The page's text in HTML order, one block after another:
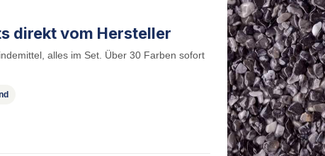
direkt vom Hersteller
alles im Set. Über 30 Farben sofort